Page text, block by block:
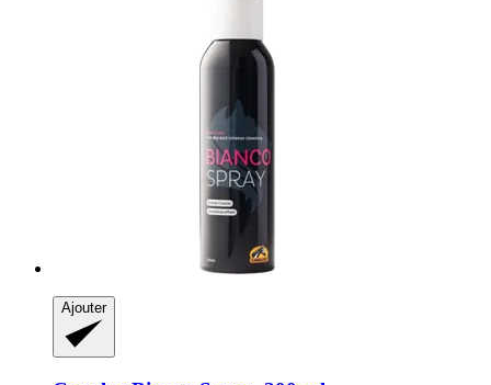
Ajouter